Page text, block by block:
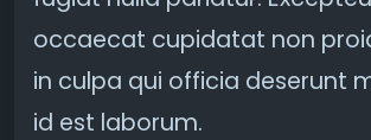
occaecat cupidatat non
in culpa qui officia deserunt
id est laborum.